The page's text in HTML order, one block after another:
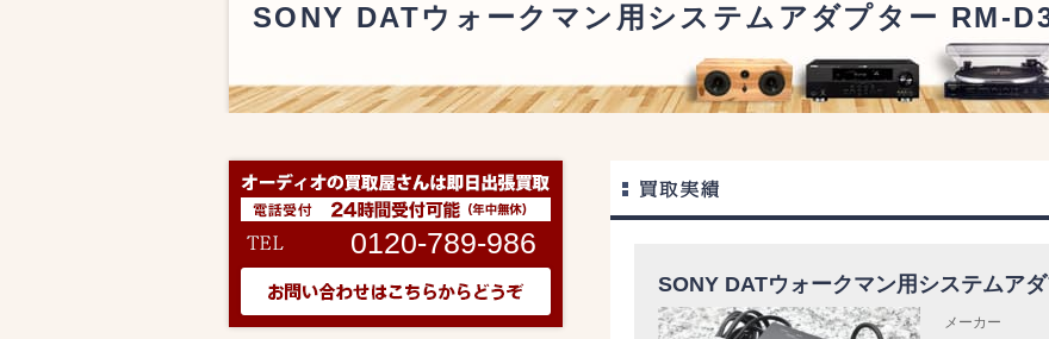
SONY DATウォークマン用システムアダプター RM-
SONY DATウォークマン用システムア
メーカー
0120-789-986